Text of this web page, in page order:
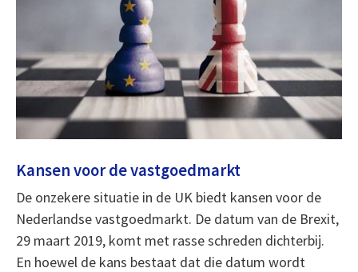
Kansen voor de vastgoedmarkt
De onzekere situatie in de UK biedt kansen voor de
Nederlandse vastgoedmarkt. De datum van de Brexit,
29 maart 2019, komt met rasse schreden dichterbij.
En hoewel de kans bestaat dat die datum wordt